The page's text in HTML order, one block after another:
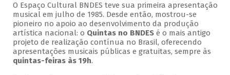
O Espaço Cultural BNDES teve sua primeira apresentação
musical em julho de 1985. Desde então, mostrou-se
pioneiro no apoio ao desenvolvimento da produção
artística nacional: o Quintas no BNDESé o mais antigo
projeto de realização contínua no Brasil, oferecendo
apresentações musicais públicas e gratuitas, sempre às
quintas-feiras às 19h.